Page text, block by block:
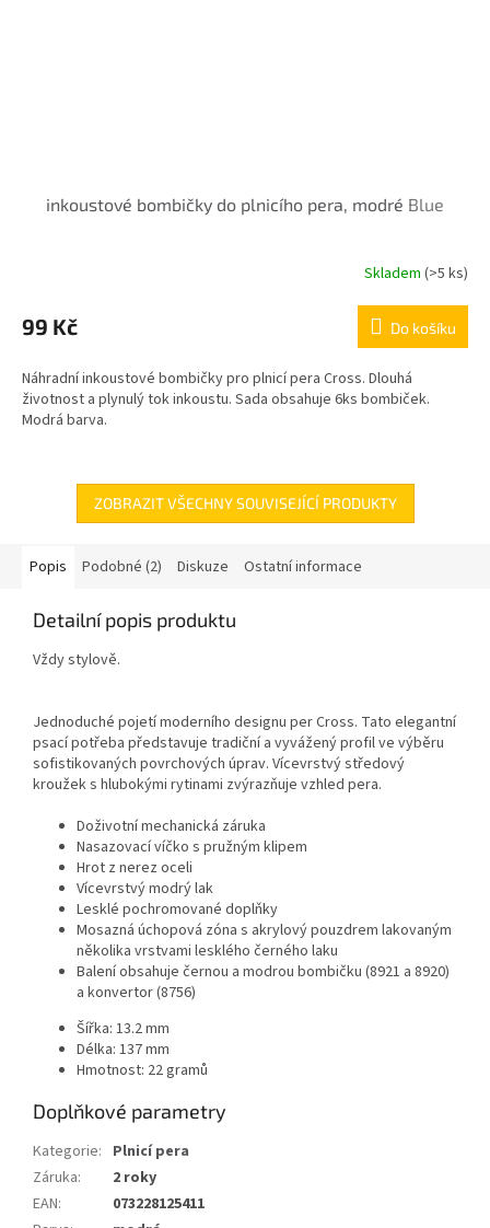
inkoustové bombičky do plnicího pera, modré Blue
Skladem (>5 ks)
99 Kč Do košíku
Náhradní inkoustové bombičky pro plnicí pera Cross. Dlouhá
životnost a plynulý tok inkoustu. Sada obsahuje 6ks bombiček.
Modrá barva.
ZOBRAZIT VŠECHNY SOUVISEJÍCÍ PRODUKTY
Popis Podobné (2) Diskuze Ostatní informace
Detailní popis produktu
Vždy stylově.
Jednoduché pojetí moderního designu per Cross. Tato elegantní
psací potřeba představuje tradiční a vyvážený profil ve výběru
sofistikovaných povrchových úprav. Vícevrstvý středový
kroužek s hlubokými rytinami zvýrazňuje vzhled pera.
Doživotní mechanická záruka
Nasazovací víčko s pružným klipem
Hrot z nerez oceli
Vícevrstvý modrý lak
Lesklé pochromované doplňky
Mosazná úchopová zóna s akrylový pouzdrem lakovaným
několika vrstvami lesklého černého laku
Balení obsahuje černou a modrou bombičku (8921 a 8920)
a konvertor (8756)
Šířka: 13.2 mm
Délka: 137 mm
Hmotnost: 22 gramů
Doplňkové parametry
Kategorie: Plnicí pera
Záruka:
2 roky
EAN:
073228125411